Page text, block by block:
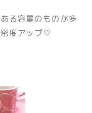
る容量のものが多
度アップ♡